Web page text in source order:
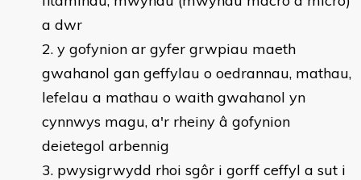
a dwr
y gofynion ar gyfer grwpiau maeth
gwahanol gan geffylau o oedrannau, mathau,
lefelau a mathau o waith gwahanol yn
cynnwys magu, a'r rheiny â gofynion
deietegol arbennig
pwysigrwydd rhoi sgôr i gorff ceffyl a sut i